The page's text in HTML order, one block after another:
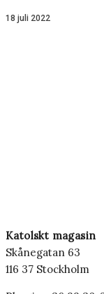
18 juli 2022
Katolskt magasin
Skånegatan 63
116 37 Stockholm